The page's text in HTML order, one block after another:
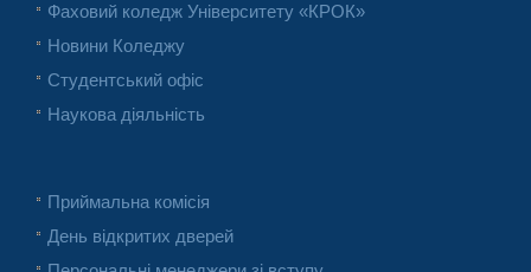
Фаховий коледж Університету «КРОК»
Новини Коледжу
Студентський офіс
Наукова діяльність
Приймальна комісія
День відкритих дверей